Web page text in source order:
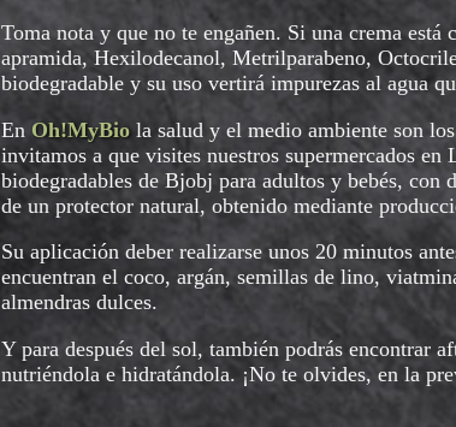
Toma nota y que no te engañen. Si una crema
apramida, Hexilodecanol, Metrilparabeno,
biodegradable y su uso vertirá impurezas al agua
En Oh!MyBiola salud y el medio ambiente son
invitamos a que visites nuestros supermercados
biodegradables de Bjobj para adultos y bebés, con
de un protector natural, obtenido mediante
Su aplicación deber realizarse unos 20 minutos
encuentran el coco, argán, semillas de lino,
almendras dulces.
Y para después del sol, también podrás encontrar
nutriéndola e hidratándola. ¡No te olvides, en la